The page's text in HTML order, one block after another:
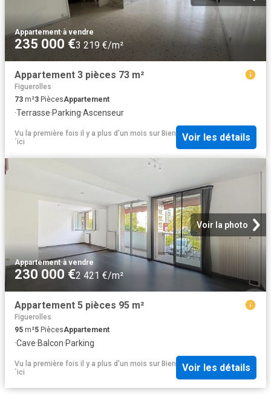
Appartement·à vendre
235 000 €3 219 €/m²
Appartement 3 pièces 73 m²
Figuerolles
73 m²3 PiècesAppartement
·Terrasse·Parking·Ascenseur
Vu la première fois il y a plus d'un mois sur Bien
´ici
Voir les détails
Voir la photo
Appartement·à vendre
230 000 €2 421 €/m²
Appartement 5 pièces 95 m²
Figuerolles
95 m²5 PiècesAppartement
·Cave·Balcon·Parking
Vu la première fois il y a plus d'un mois sur Bien
´ici
Voir les détails